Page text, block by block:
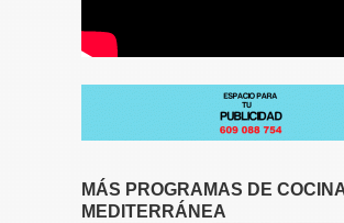
MÁS PROGRAMAS DE
MEDITERRÁNEA